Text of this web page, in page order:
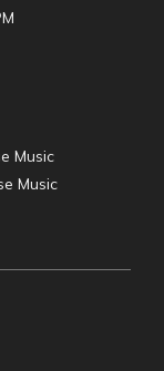
Music
Music